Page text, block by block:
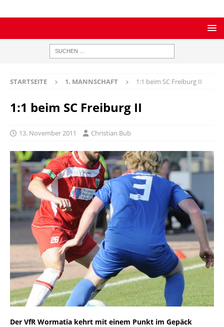
STARTSEITE 1. MANNSCHAFT 1:1 beim SC Freiburg II
1:1 beim SC Freiburg II
13. November 2011 Christian Bub
Der VfR Wormatia kehrt mit einem Punkt im Gepäck